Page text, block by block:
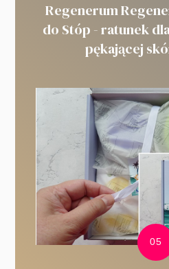
Regenerum
do Stóp - ratunek
pękającej